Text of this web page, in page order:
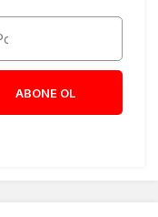
ABONE OL